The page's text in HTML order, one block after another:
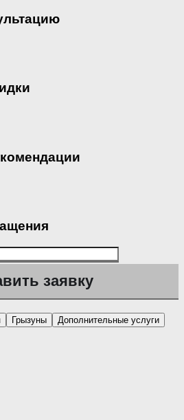
Грызуны
Дополнительные услуги